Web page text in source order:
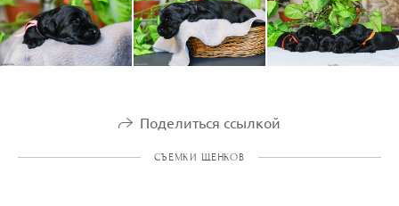
Поделиться ссылкой
СЪЕМКИ ЩЕНКОВ